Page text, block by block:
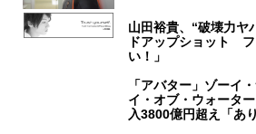
山田裕貴、“破壊力ヤ
ドアップショット
い！」
「アバター」ゾーイ
イ・オブ・ウォータ
入3800億円超え「あ